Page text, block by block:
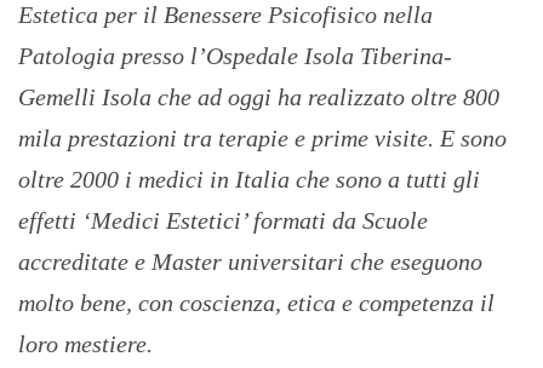
Estetica per il Benessere Psicofisico nella
Patologia presso l’Ospedale Isola Tiberina-
Gemelli Isola che ad oggi ha realizzato oltre 800
mila prestazioni tra terapie e prime visite. E sono
oltre 2000 i medici in Italia che sono a tutti gli
effetti ‘Medici Estetici’ formati da Scuole
accreditate e Master universitari che eseguono
molto bene, con coscienza, etica e competenza il
loro mestiere.